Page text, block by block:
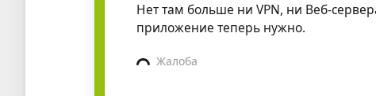
Нет там больше ни VPN, ни Веб-
приложение теперь нужно.
Жалоба